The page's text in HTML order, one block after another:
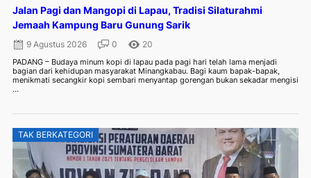
Jalan Pagi dan Mangopi di Lapau, Tradisi Silaturahmi
Jemaah Kampung Baru Gunung Sarik
9 Agustus 2026 0 20
PADANG – Budaya minum kopi di lapau pada pagi hari telah lama menjadi
bagian dari kehidupan masyarakat Minangkabau. Bagi kaum bapak-bapak,
menikmati secangkir kopi sembari menyantap gorengan bukan sekadar mengisi
...
TAK BERKATEGORI